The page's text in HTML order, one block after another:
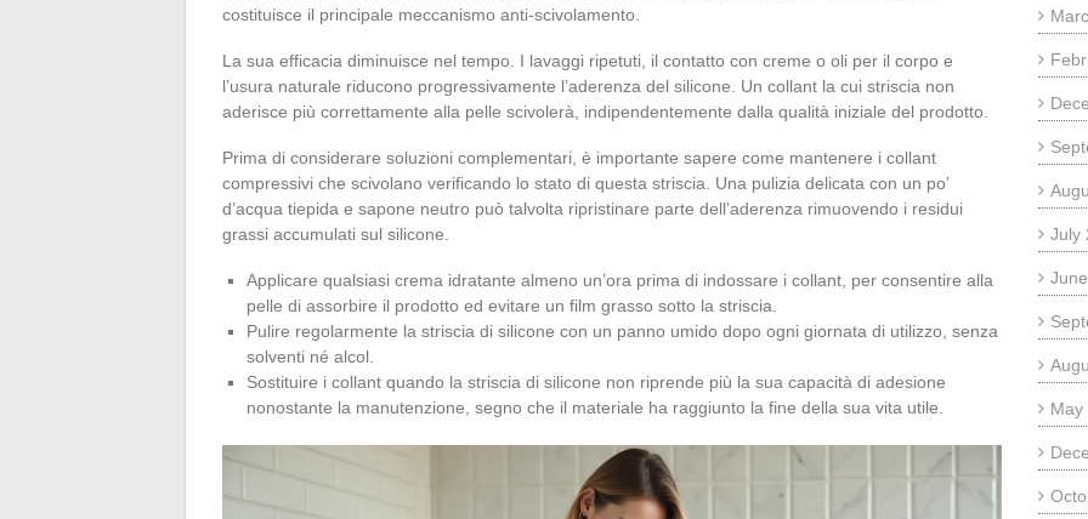
costituisce il principale meccanismo anti-scivolamento.
La sua efficacia diminuisce nel tempo. I lavaggi ripetuti, il contatto con creme o oli per il corpo e
l’usura naturale riducono progressivamente l’aderenza del silicone. Un collant la cui striscia non
aderisce più correttamente alla pelle scivolerà, indipendentemente dalla qualità iniziale del prodotto.
Prima di considerare soluzioni complementari, è importante sapere come mantenere i collant
compressivi che scivolano verificando lo stato di questa striscia. Una pulizia delicata con un po’
d’acqua tiepida e sapone neutro può talvolta ripristinare parte dell’aderenza rimuovendo i residui
grassi accumulati sul silicone.
Applicare qualsiasi crema idratante almeno un’ora prima di indossare i collant, per consentire alla
pelle di assorbire il prodotto ed evitare un film grasso sotto la striscia.
Pulire regolarmente la striscia di silicone con un panno umido dopo ogni giornata di utilizzo, senza
solventi né alcol.
Sostituire i collant quando la striscia di silicone non riprende più la sua capacità di adesione
nonostante la manutenzione, segno che il materiale ha raggiunto la fine della sua vita utile.
July
May